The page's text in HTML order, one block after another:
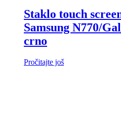
Staklo touch
Samsung N770/
crno
Pročitajte još